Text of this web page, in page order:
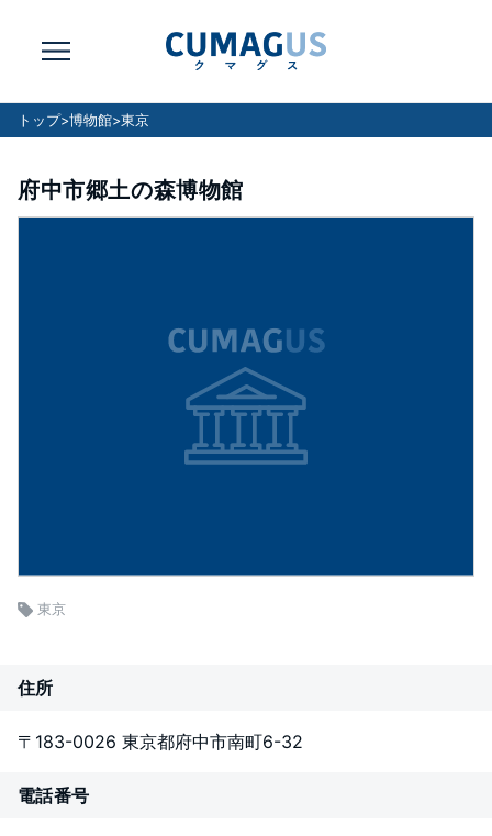
トップ>博物館>東京
府中市郷土の森博物館
東京
住所
〒183-0026 東京都府中市南町6-32
電話番号